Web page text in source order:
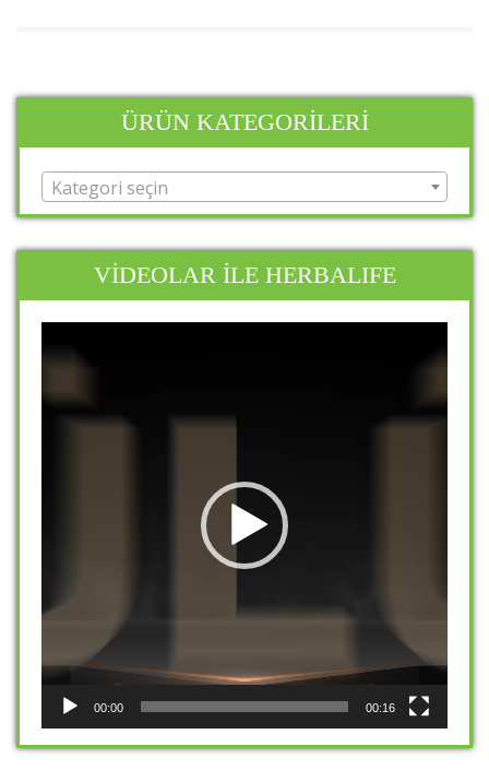
ÜRÜN KATEGORILERI
Kategori seçin
VİDEOLAR İLE HERBALIFE
oynatıcı
00:00 00:16